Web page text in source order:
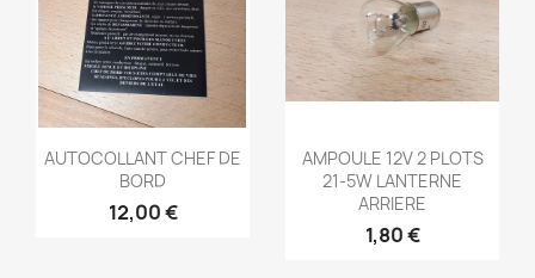
Aperçu rapide
AUTOCOLLANT CHEF DE
BORD
12,00 €
Aperçu rapide
AMPOULE 12V 2 PLOTS
21-5W LANTERNE
ARRIERE
1,80 €